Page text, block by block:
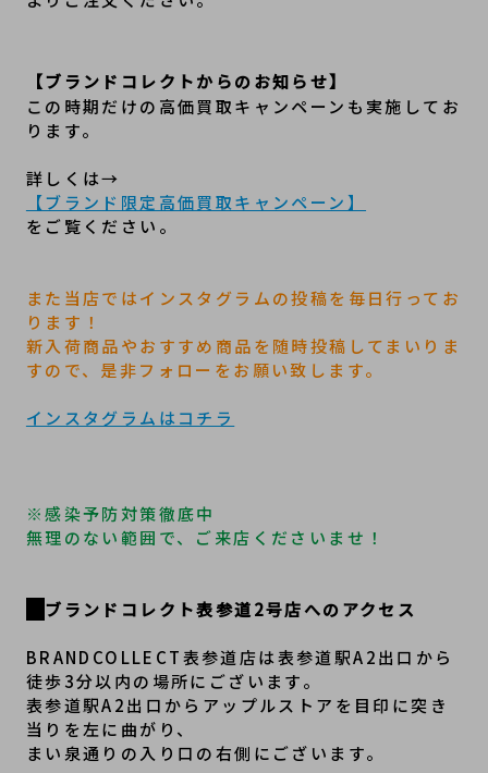
【ブランドコレクトからのお知らせ】
この時期だけの高価買取キャンペーンも実施してお
ります。
詳しくは→
【ブランド限定高価買取キャンペーン】
をご覧ください。
また当店ではインスタグラムの投稿を毎日行ってお
ります！
新入荷商品やおすすめ商品を随時投稿してまいりま
すので、是非フォローをお願い致します。
インスタグラムはコチラ
※感染予防対策徹底中
無理のない範囲で、ご来店くださいませ！
ブランドコレクト表参道2号店へのアクセス
BRANDCOLLECT表参道店は表参道駅A2出口から
徒歩3分以内の場所にございます。
表参道駅A2出口からアップルストアを目印に突き
当りを左に曲がり、
まい泉通りの入り口の右側にございます。